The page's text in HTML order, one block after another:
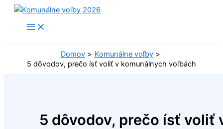
Preskočiť
Domov
Komunálne voľby
5 dôvodov, prečo ísť voliť v komunálnych voľbách
5 dôvodov, prečo ísť voliť